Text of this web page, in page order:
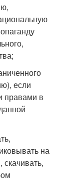
если
правами в
на